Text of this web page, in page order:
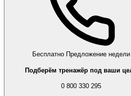
Бесплатно Предложение недели
Подберём тренажёр под ваши
0 800 330 295